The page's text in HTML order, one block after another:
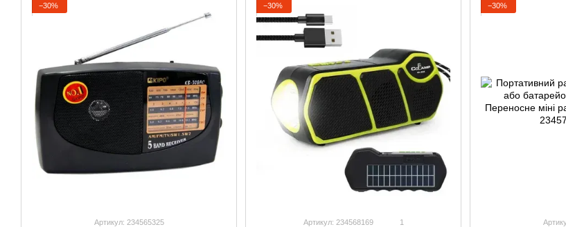
−30%
Артикул: 234565325
−30%
Артикул: 234568169 1
−30%